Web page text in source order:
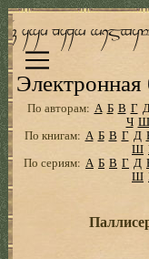
По авторам: А Б В Г
Ч Ш
По книгам: А Б В Г Д
Ш
По сериям: А Б В Г Д
Ш